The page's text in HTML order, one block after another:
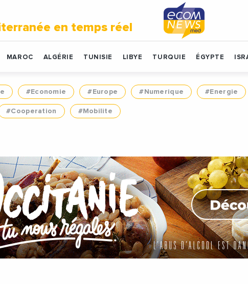
en temps réel
MAROC ALGÉRIE TUNISIE LIBYE TURQUIE ÉGYPTE
#Economie #Europe #Numerique #Energie
#Cooperation #Mobilite